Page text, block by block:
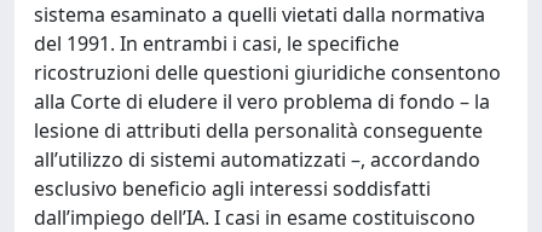
sistema esaminato a quelli vietati dalla normativa
del 1991. In entrambi i casi, le specifiche
ricostruzioni delle questioni giuridiche consentono
alla Corte di eludere il vero problema di fondo – la
lesione di attributi della personalità conseguente
all’utilizzo di sistemi automatizzati –, accordando
esclusivo beneficio agli interessi soddisfatti
dall’impiego dell’IA. I casi in esame costituiscono